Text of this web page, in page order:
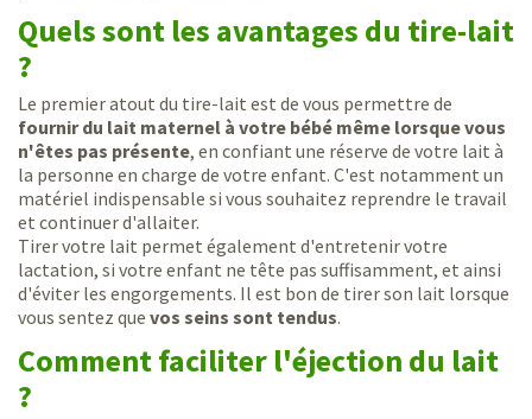
Quels sont les avantages du tire-lait
?
Le premier atout du tire-lait est de vous permettre de
fournir du lait maternel à votre bébé même lorsque vous
n'êtes pas présente, en confiant une réserve de votre lait à
la personne en charge de votre enfant. C'est notamment un
matériel indispensable si vous souhaitez reprendre le travail
et continuer d'allaiter.
Tirer votre lait permet également d'entretenir votre
lactation, si votre enfant ne tête pas suffisamment, et ainsi
d'éviter les engorgements. Il est bon de tirer son lait lorsque
vous sentez que vos seins sont tendus.
Comment faciliter l'éjection du lait
?